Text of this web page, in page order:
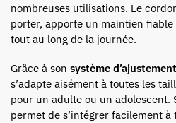
nombreuses utilisations. Le
porter, apporte un maintien
tout au long de la journée.
Grâce à son système
s’adapte aisément à toutes les
pour un adulte ou un adolescent.
permet de s’intégrer facilement à